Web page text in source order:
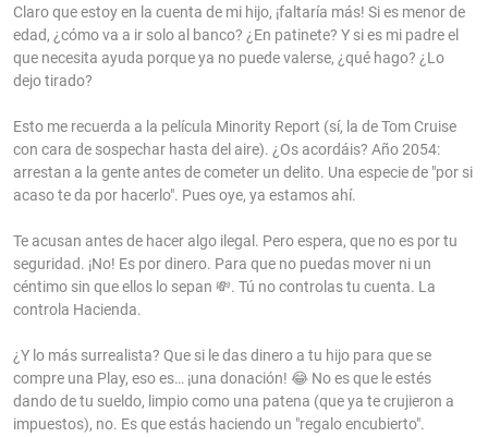
Claro que estoy en la cuenta de mi hijo, ¡faltaría más! Si es menor de
edad, ¿cómo va a ir solo al banco? ¿En patinete? Y si es mi padre el
que necesita ayuda porque ya no puede valerse, ¿qué hago? ¿Lo
dejo tirado?
Esto me recuerda a la película Minority Report (sí, la de Tom Cruise
con cara de sospechar hasta del aire). ¿Os acordáis? Año 2054:
arrestan a la gente antes de cometer un delito. Una especie de "por si
acaso te da por hacerlo". Pues oye, ya estamos ahí.
Te acusan antes de hacer algo ilegal. Pero espera, que no es por tu
seguridad. ¡No! Es por dinero. Para que no puedas mover ni un
céntimo sin que ellos lo sepan 💸. Tú no controlas tu cuenta. La
controla Hacienda.
¿Y lo más surrealista? Que si le das dinero a tu hijo para que se
compre una Play, eso es… ¡una donación! 😂 No es que le estés
dando de tu sueldo, limpio como una patena (que ya te crujieron a
impuestos), no. Es que estás haciendo un "regalo encubierto".